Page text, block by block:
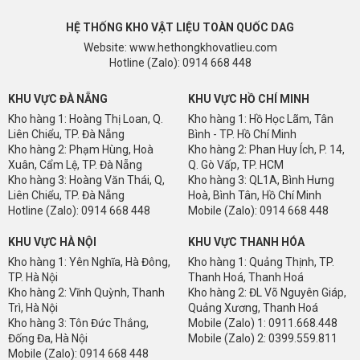
không độc hại
- Thứ sáu, Gỗ nhựaEUPWOODLắp đặt dễ dàng, chi phí
- Thứ bảy, Thân thiện với môi trường
- Độ bền lên đến 15 năm.
HỆ THỐNG KHO VẬT LIỆU TOÀN QUỐC DAG
Website: www.hethongkhovatlieu.com
Hotline (Zalo): 0914 668 448
KHU VỰC ĐÀ NẴNG
Kho hàng 1: Hoàng Thị Loan, Q.
Liên Chiểu, TP. Đà Nẵng
Kho hàng 2: Phạm Hùng, Hoà
Xuân, Cẩm Lệ, TP. Đà Nẵng
Kho hàng 3: Hoàng Văn Thái, Q,
Liên Chiểu, TP. Đà Nẵng
Hotline (Zalo): 0914 668 448
KHU VỰC HỒ CHÍ MINH
Kho hàng 1: Hồ Học Lãm, Tân
Bình - TP. Hồ Chí Minh
Kho hàng 2: Phan Huy Ích, P. 14,
Q. Gò Vấp, TP. HCM
Kho hàng 3: QL1A, Bình Hưng
Hoà, Bình Tân, Hồ Chí Minh
Mobile (Zalo): 0914 668 448
KHU VỰC HÀ NỘI
Kho hàng 1: Yên Nghĩa, Hà Đông,
TP. Hà Nội
Kho hàng 2: Vĩnh Quỳnh, Thanh
Trì, Hà Nội
Kho hàng 3: Tôn Đức Thắng,
Đống Đa, Hà Nội
Mobile (Zalo): 0914 668 448
KHU VỰC THANH HÓA
Kho hàng 1: Quảng Thịnh, TP.
Thanh Hoá, Thanh Hoá
Kho hàng 2: ĐL Võ Nguyên Giáp,
Quảng Xương, Thanh Hoá
Mobile (Zalo) 1: 0911.668.448
Mobile (Zalo) 2: 0399.559.811